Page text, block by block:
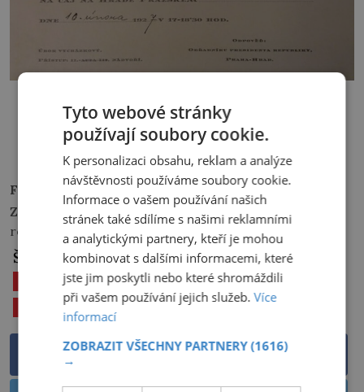
PŘEHRÁT
Foto:
digitalniknihovna.cz, Wikimedia Commons, ČNB
Zdroje informací: KOSATÍK, Pavel: Bankéř první
republiky, wikipedia.org
Štítky:
20. STOLETÍ
JAROSLAV PREISS
TOMÁŠ GARRIGUE MASARYK
Sdílet na Facebooku
Tyto webové stránky
používají soubory cookie.
K personalizaci obsahu, reklam a analýze
návštěvnosti používáme soubory cookie.
Informace o vašem používání našich
stránek také sdílíme s našimi reklamními
a analytickými partnery, kteří je mohou
kombinovat s dalšími informacemi, které
jste jim poskytli nebo které shromáždili
při vašem používání jejich služeb.Více
informací
ZOBRAZIT VŠECHNY PARTNERY(1616)
→